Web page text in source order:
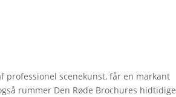
professionel scenekunst, får en markant
rummer Den Røde Brochures hidtidige